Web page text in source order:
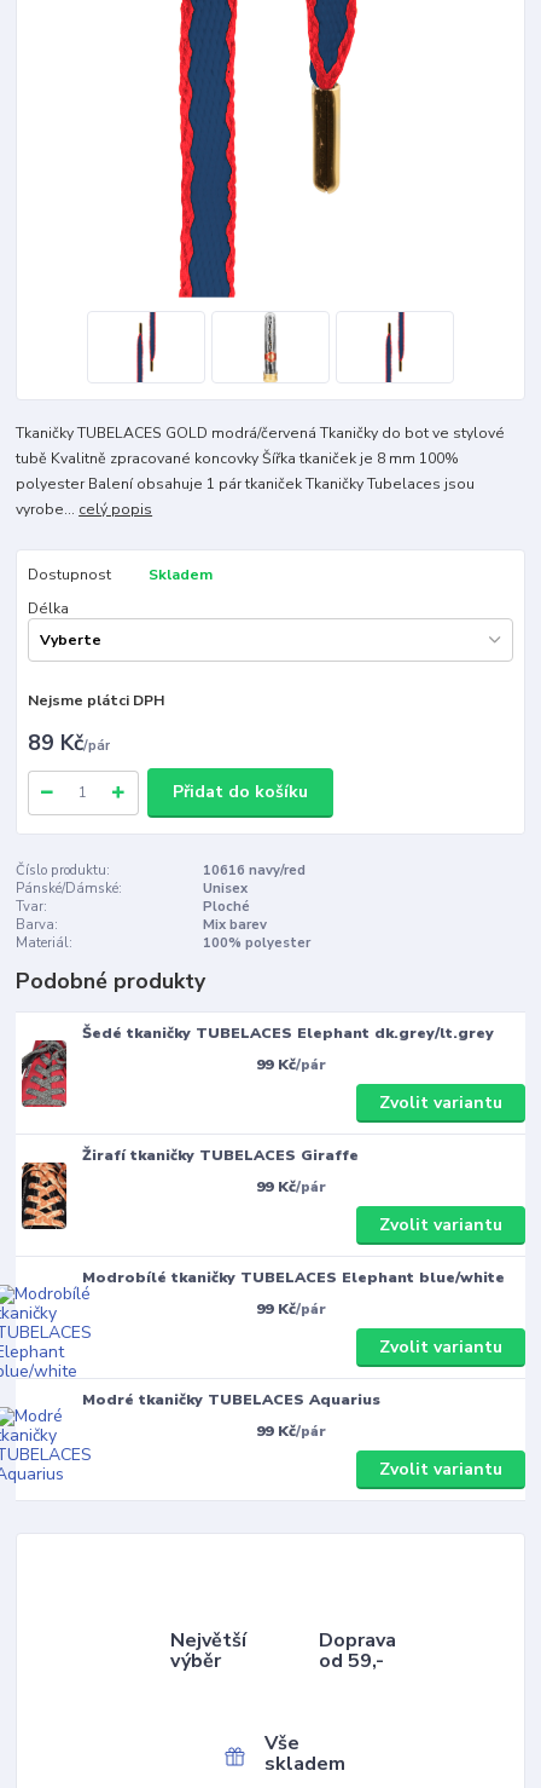
Tkaničky TUBELACES GOLD modrá/červená Tkaničky do bot ve stylové
tubě Kvalitně zpracované koncovky Šířka tkaniček je 8 mm 100%
polyester Balení obsahuje 1 pár tkaniček Tkaničky Tubelaces jsou
vyrobe... celý popis
Dostupnost
Skladem
Délka
Nejsme plátci DPH
89 Kč/pár
Přidat do košíku
Číslo produktu:
10616 navy/red
Pánské/Dámské:
Unisex
Tvar:
Ploché
Barva:
Mix barev
Materiál:
100% polyester
Podobné produkty
Šedé tkaničky TUBELACES Elephant dk.grey/lt.grey
99 Kč/pár
Zvolit variantu
Žirafí tkaničky TUBELACES Giraffe
99 Kč/pár
Zvolit variantu
Modrobílé tkaničky TUBELACES Elephant blue/white
99 Kč/pár
Zvolit variantu
Modré tkaničky TUBELACES Aquarius
99 Kč/pár
Zvolit variantu
Největší
výběr
Doprava
od 59,-
Vše
skladem